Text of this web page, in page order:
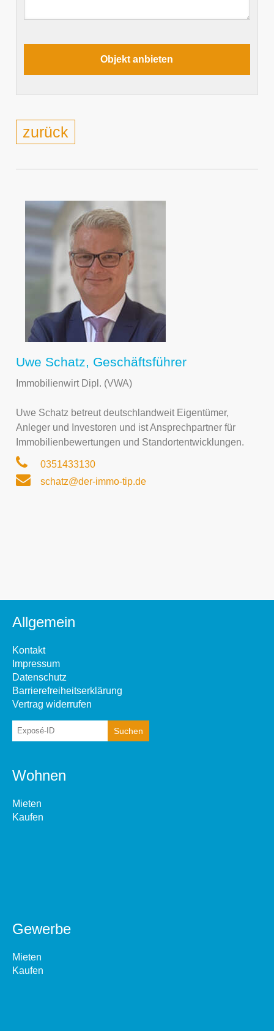
zurück
Uwe Schatz, Geschäftsführer
Immobilienwirt Dipl. (VWA)
Uwe Schatz betreut deutschlandweit Eigentümer,
Anleger und Investoren und ist Ansprechpartner für
Immobilienbewertungen und Standortentwicklungen.
0351433130
schatz@der-immo-tip.de
Allgemein
Kontakt
Impressum
Datenschutz
Barrierefreiheitserklärung
Vertrag widerrufen
Wohnen
Mieten
Kaufen
Gewerbe
Mieten
Kaufen